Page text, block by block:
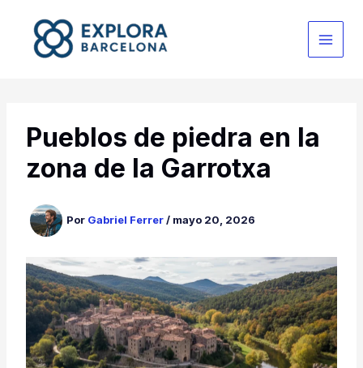
contenido
Pueblos de piedra en la
zona de la Garrotxa
Por Gabriel Ferrer/ mayo 20, 2026